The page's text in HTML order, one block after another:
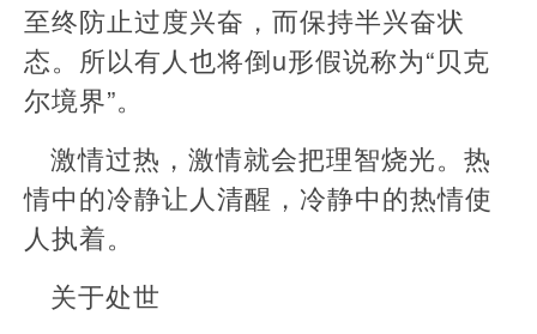
至终防止过度兴奋，而保持半兴奋状
态。所以有人也将倒u形假说称为“贝克
尔境界”。
激情过热，激情就会把理智烧光。热
情中的冷静让人清醒，冷静中的热情使
人执着。
关于处世